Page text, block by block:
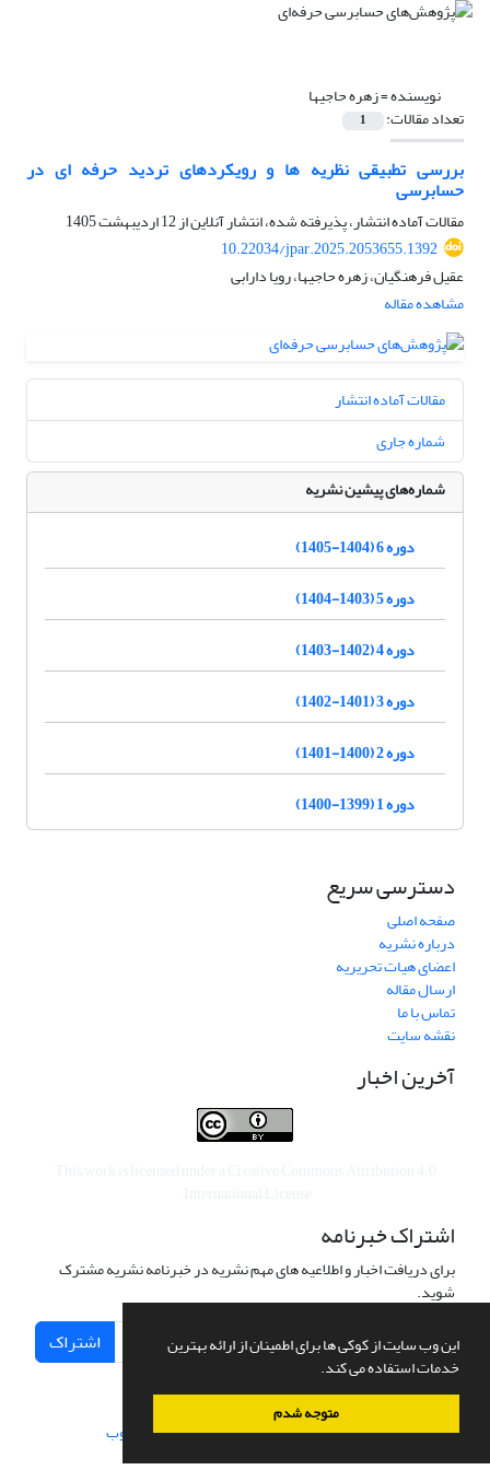
این وب سایت از کوکی ها برای اطمینان از ارائه بهترین
خدمات استفاده می کند.
متوجه شدم
نویسنده =زهره حاجیها
تعداد مقالات: 1
بررسی تطبیقی نظریه‏ ها و رویکردهای تردید حرفه‏ ای در
حسابرسی
مقالات آماده انتشار، پذیرفته شده، انتشار آنلاین از12 اردیبهشت 1405
10.22034/jpar.2025.2053655.1392
عقیل فرهنگیان، زهره حاجیها، رویا دارابی
مشاهده مقاله
مقالات آماده انتشار
شماره جاری
شماره‌های پیشین نشریه
دوره 6 (1404-1405)
دوره 5 (1403-1404)
دوره 4 (1402-1403)
دوره 3 (1401-1402)
دوره 2 (1400-1401)
دوره 1 (1399-1400)
دسترسی سریع
صفحه اصلی
درباره نشریه
اعضای هیات تحریریه
ارسال مقاله
تماس با ما
نقشه سایت
آخرین اخبار
اشتراک خبرنامه
برای دریافت اخبار و اطلاعیه های مهم نشریه در خبرنامه نشریه مشترک
شوید.
اشتراک
سامانه مدیریت نشریات علمی.طراحی و پیاده سازی از سیناوب